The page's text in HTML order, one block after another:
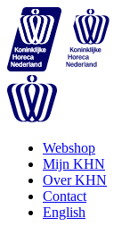
Webshop
Mijn KHN
Over KHN
Contact
English